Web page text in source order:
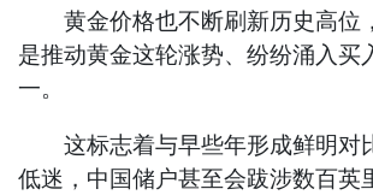
黄金价格也不断刷新历史高位
是推动黄金这轮涨势、纷纷涌入买
一。
这标志着与早些年形成鲜明对
低迷，中国储户甚至会跋涉数百英